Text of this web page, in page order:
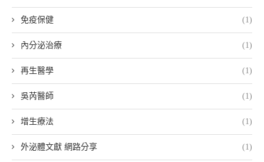
免疫保健 (1)
內分泌治療 (1)
再生醫學 (1)
吳芮醫師 (1)
增生療法 (1)
外泌體文獻 網路分享 (1)